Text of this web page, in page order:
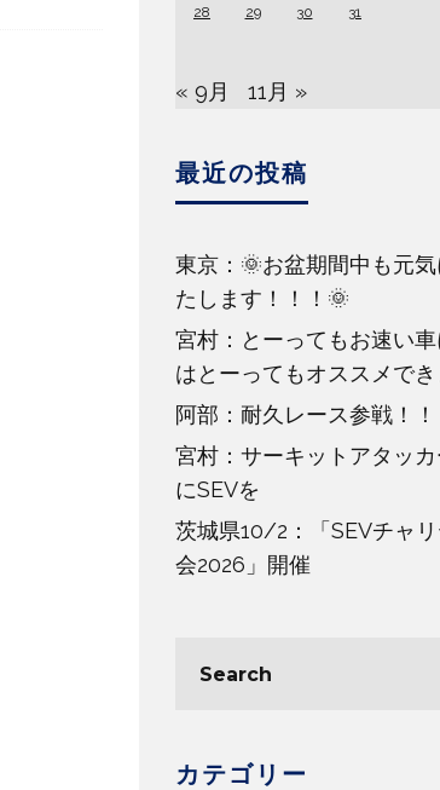
28 29 30 31
« 9月 11月 »
最近の投稿
東京：🌞お盆期間中も元
たします！！！🌞
宮村：とーってもお速い
はとーってもオススメで
阿部：耐久レース参戦！！
宮村：サーキットアタッ
にSEVを
茨城県10/2：「SEVチャ
会2026」開催
カテゴリー